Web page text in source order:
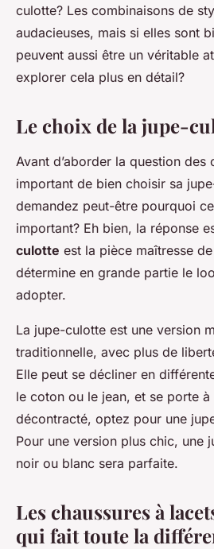
denise•25 avril 2024•5 min de
culotte? Les combinaisons de
audacieuses, mais si elles sont
peuvent aussi être un véritable
explorer cela plus en détail?
Le choix de la jupe-
Avant d’aborder la question des
important de bien choisir sa
demandez peut-être pourquoi
important? Eh bien, la réponse
culotte est la pièce maîtresse
détermine en grande partie le
adopter.
La jupe-culotte est une version
traditionnelle, avec plus de
Elle peut se décliner en
le coton ou le jean, et se porte
décontracté, optez pour une
Pour une version plus chic, une
noir ou blanc sera parfaite.
Les chaussures à
qui fait toute la